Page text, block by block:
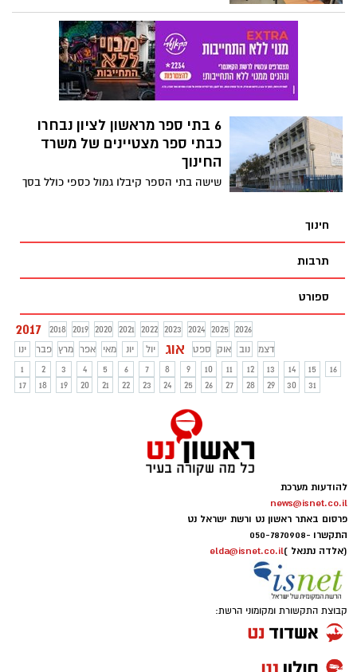
מעמיקים את הייחודיות הבית ספרית
ומשלבים תוכניות מתוקשבות ובבתי הספר
העל יסודי יינתן דגש למצוינות וערכים *
רק מתקציב עירוני
6 בתי ספר מראשון לציון נבחרו
כבתי ספר מצטיינים של משרד
החינוך
שישה בתי הספר קיבלו גמול כספי כולל בסך
חינוך
תרבות
ספורט
2017 2018 2019 2020 2021 2022 2023 2024 2025
2026
ינו
פבר מרץ אפר מאי יונ יול אוג ספט אוק נוב
דצמ
1
2 3 4 5 6 7 8 9 10 11 12 13 14 15
16
17
18 19 20 21 22 23 24 25 26 27 28 29 30 31
להודעות מערכת
news@isnet.co.il
פרסום באתר ראשון נט ורשת ישראל נט
התקשרו -050-7870908
(אלדה נתנאל )elda@isnet.co.il
קבוצת התקשורת ומקומוני הרשת: